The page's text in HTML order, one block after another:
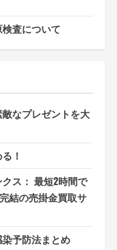
査について
なプレゼントを大
！
ス： 最短2時間で
結の売掛金買取サ
染予防法まとめ